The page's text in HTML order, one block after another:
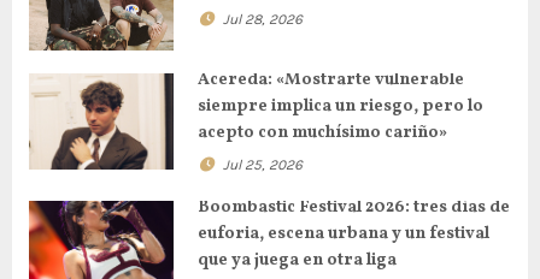
Jul 28, 2026
Acereda: «Mostrarte vulnerable
siempre implica un riesgo, pero lo
acepto con muchísimo cariño»
Jul 25, 2026
Boombastic Festival 2026: tres días de
euforia, escena urbana y un festival
que ya juega en otra liga